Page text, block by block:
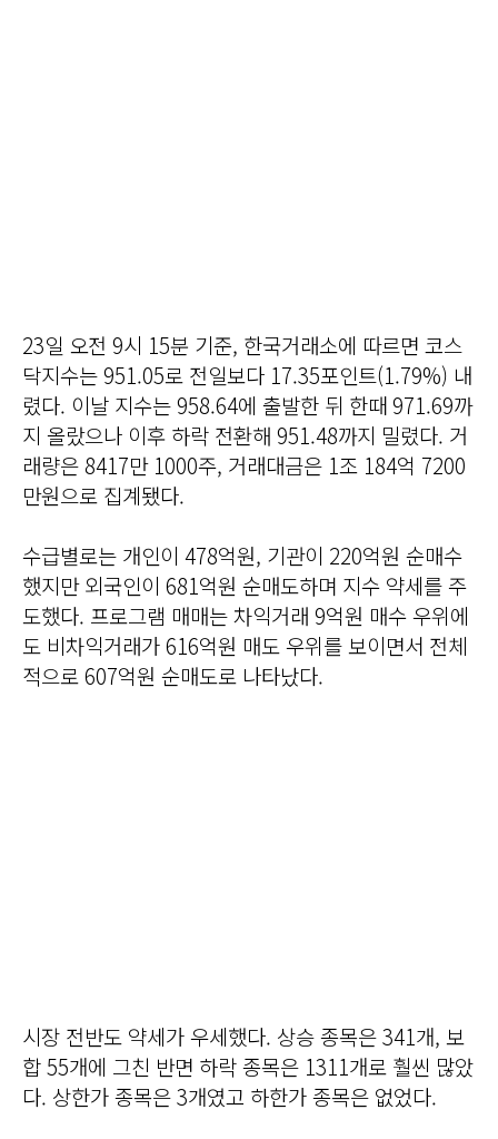
23일 오전 9시 15분 기준, 한국거래소에 따르면 코스
닥지수는 951.05로 전일보다 17.35포인트(1.79%) 내
렸다. 이날 지수는 958.64에 출발한 뒤 한때 971.69까
지 올랐으나 이후 하락 전환해 951.48까지 밀렸다. 거
래량은 8417만 1000주, 거래대금은 1조 184억 7200
만원으로 집계됐다.
수급별로는 개인이 478억원, 기관이 220억원 순매수
했지만 외국인이 681억원 순매도하며 지수 약세를 주
도했다. 프로그램 매매는 차익거래 9억원 매수 우위에
도 비차익거래가 616억원 매도 우위를 보이면서 전체
적으로 607억원 순매도로 나타났다.
시장 전반도 약세가 우세했다. 상승 종목은 341개, 보
합 55개에 그친 반면 하락 종목은 1311개로 훨씬 많았
다. 상한가 종목은 3개였고 하한가 종목은 없었다.